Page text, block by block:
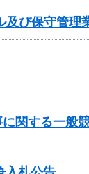
及び保守管理
関する一般